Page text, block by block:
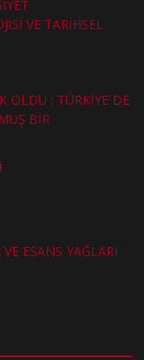
VE TARİHSEL
OLDU : TÜRKİYE´DE
BİR
ESANS YAĞLARI